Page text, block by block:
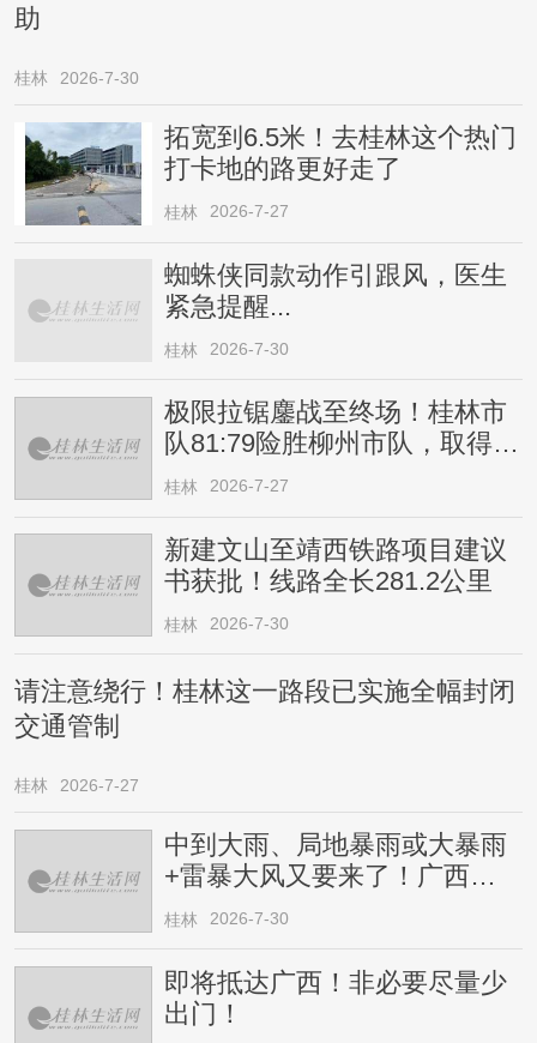
助
桂林 2026-7-30
拓宽到6.5米！去桂林这个热门
打卡地的路更好走了
桂林 2026-7-27
蜘蛛侠同款动作引跟风，医生
紧急提醒...
桂林 2026-7-30
极限拉锯鏖战至终场！桂林市
队81:79险胜柳州市队，取得四
连胜
桂林 2026-7-27
新建文山至靖西铁路项目建议
书获批！线路全长281.2公里
桂林 2026-7-30
请注意绕行！桂林这一路段已实施全幅封闭
交通管制
桂林 2026-7-27
中到大雨、局地暴雨或大暴雨
+雷暴大风又要来了！广西人
请注意
桂林 2026-7-30
即将抵达广西！非必要尽量少
出门！